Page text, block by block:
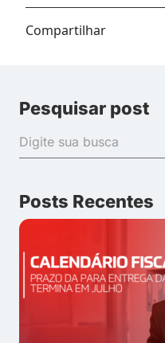
Compartilhar
Pesquisar post
Posts Recentes